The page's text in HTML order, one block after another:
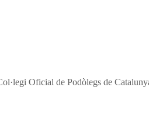
Oficial de Podòlegs de